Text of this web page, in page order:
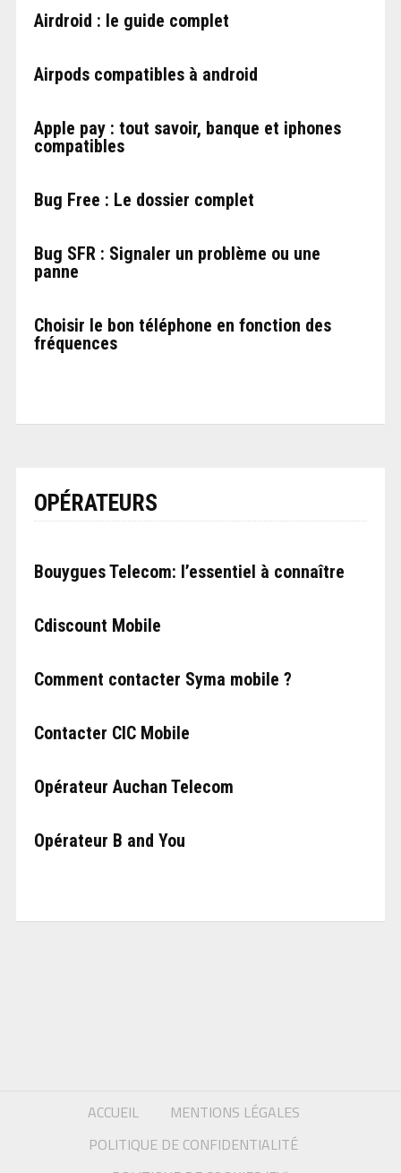
Airdroid : le guide complet
Airpods compatibles à android
Apple pay : tout savoir, banque et iphones
compatibles
Bug Free : Le dossier complet
Bug SFR : Signaler un problème ou une
panne
Choisir le bon téléphone en fonction des
fréquences
OPÉRATEURS
Bouygues Telecom: l’essentiel à connaître
Cdiscount Mobile
Comment contacter Syma mobile ?
Contacter CIC Mobile
Opérateur Auchan Telecom
Opérateur B and You
ACCUEIL
MENTIONS LÉGALES
POLITIQUE DE CONFIDENTIALITÉ